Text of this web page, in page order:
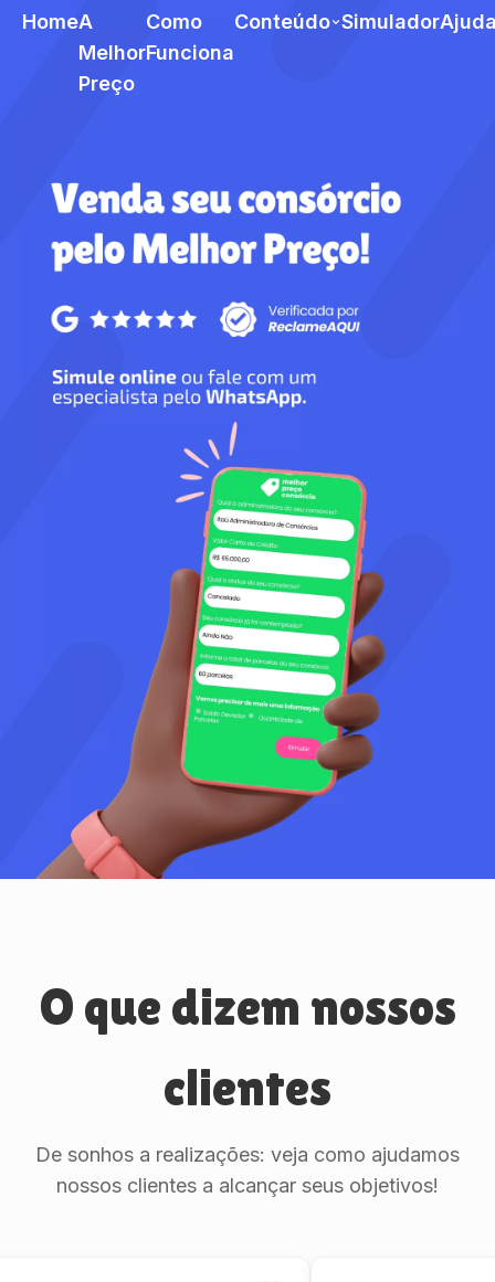
HomeA
Melhor
Preço
Como
Funciona
Conteúdo Simulador
O que dizem nossos
clientes
De sonhos a realizações: veja como ajudamos
nossos clientes a alcançar seus objetivos!